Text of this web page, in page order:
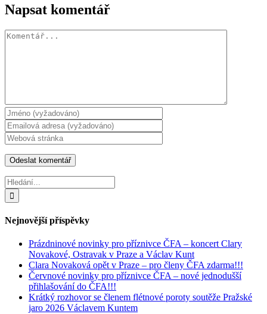
Facebook
X
WhatsApp
Napsat komentář
Komentář
Hledat:
Nejnovější příspěvky
Prázdninové novinky pro příznivce ČFA – koncert Clary
Novakové, Ostravak v Praze a Václav Kunt
Clara Novaková opět v Praze – pro členy ČFA zdarma!!!
Červnové novinky pro příznivce ČFA – nové jednodušší
přihlašování do ČFA!!!
Krátký rozhovor se členem flétnové poroty soutěže Pražské
jaro 2026 Václavem Kuntem